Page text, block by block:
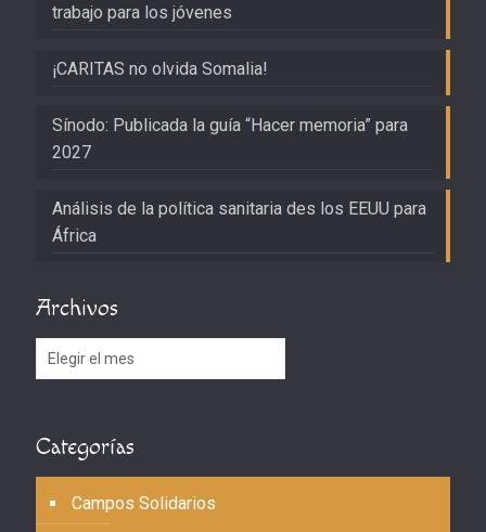
trabajo para los jóvenes
¡CARITAS no olvida Somalia!
Sínodo: Publicada la guía “Hacer memoria” para
2027
Análisis de la política sanitaria des los EEUU para
África
Archivos
Archivos
Categorías
Campos Solidarios